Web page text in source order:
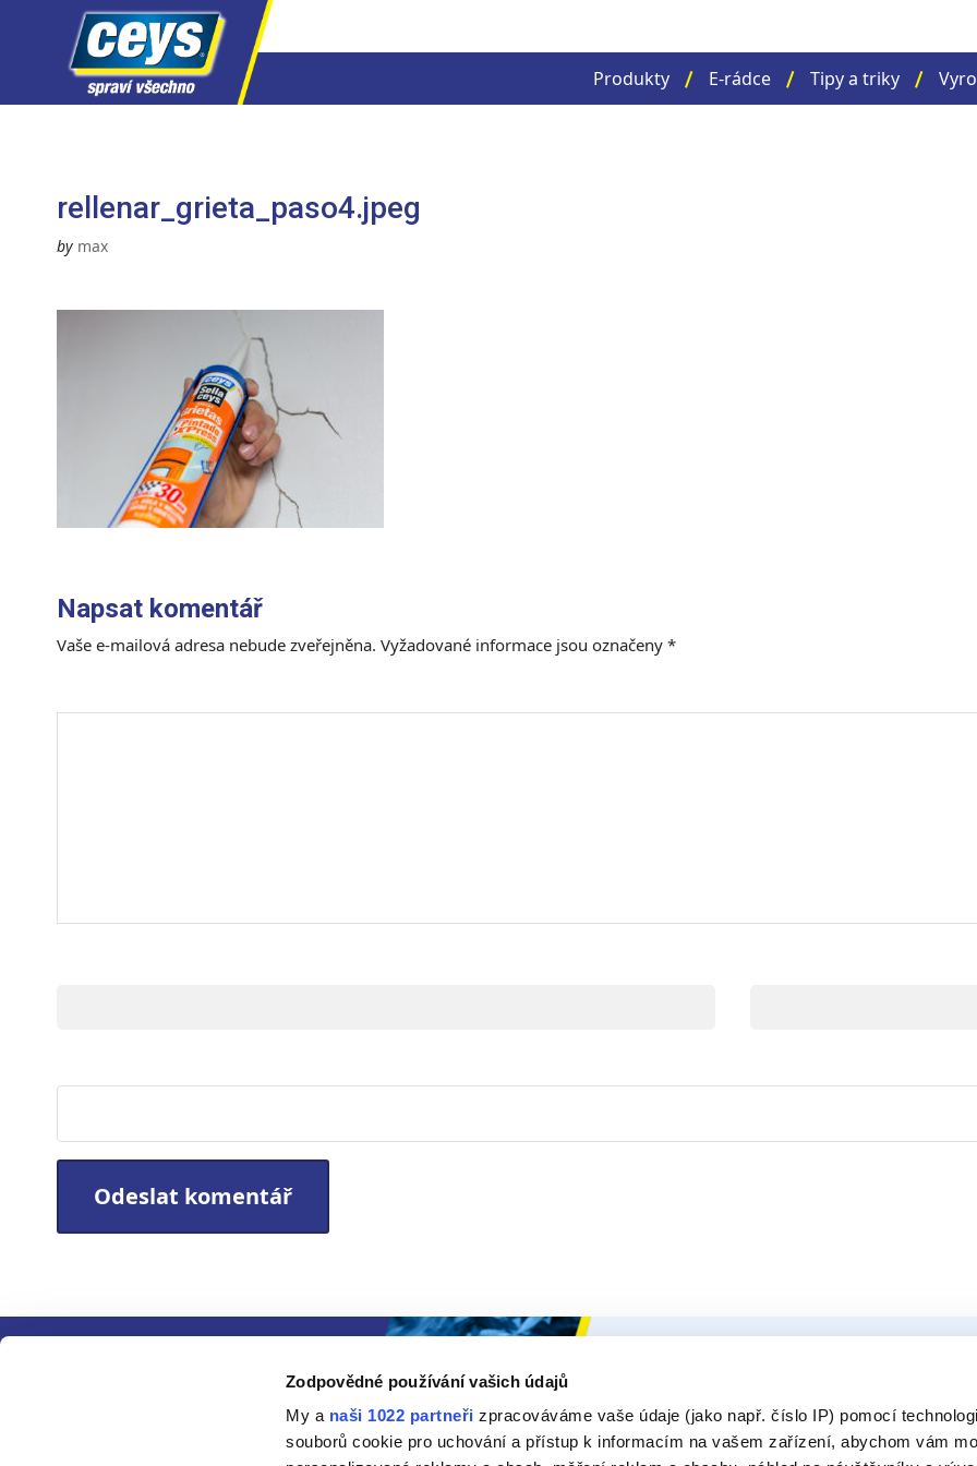
Zodpovědné používání vašich údajů
My a naši 1022 partneři zpracováváme vaše údaje (jako např. číslo IP) pomocí
souborů cookie pro uchování a přístup k informacím na vašem zařízení, abychom vám
Produkty E-rádce Tipy a triky
rellenar_grieta_paso4.jpeg
by max
Napsat komentář
Vaše e-mailová adresa nebude zveřejněna. Vyžadované informace jsou označeny *
O Značce Ceys
Tipy a triky
E-rádce